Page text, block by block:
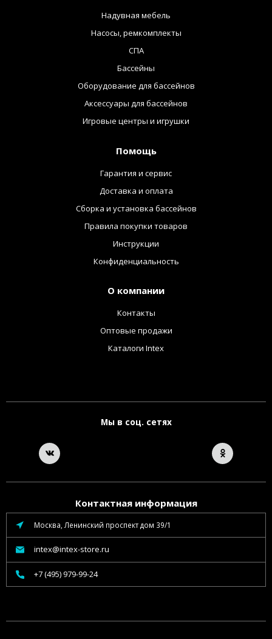
Надувная мебель
Насосы, ремкомплекты
СПА
Бассейны
Оборудование для бассейнов
Аксессуары для бассейнов
Игровые центры и игрушки
Помощь
Гарантия и сервис
Доставка и оплата
Сборка и установка бассейнов
Правила покупки товаров
Инструкции
Конфиденциальность
О компании
Контакты
Оптовые продажи
Каталоги Intex
Мы в соц. сетях
Контактная информация
Москва, Ленинский проспект дом 39/1
intex@intex-store.ru
+7 (495) 979-99-24